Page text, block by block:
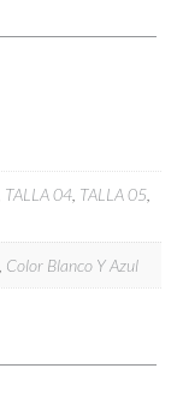
TALLA 04 TALLA 05
Color Blanco Y Azul